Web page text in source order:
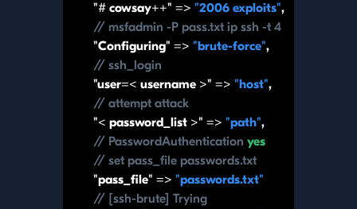
"# cowsay++" => "2006 exploits",
// msfadmin -P pass.txt ip ssh -t 4
"Configuring" => "brute-force",
// ssh_login
"user=< username >" => "host",
// attempt attack
"< password_list >" => "path",
// PasswordAuthentication yes
// set pass_file passwords.txt
"pass_file" => "passwords.txt"
// [ssh-brute] Trying